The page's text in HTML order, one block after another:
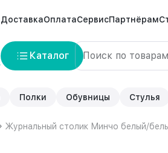
ДоставкаОплатаСервисПартнёрам
Каталог
Полки Обувницы Стулья
Журнальный столик Минчо белый/